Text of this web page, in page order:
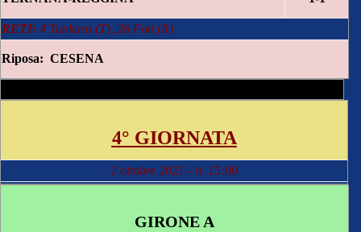
RETI: 4 Tunkara (T), 26 Foti (R)
Riposa: CESENA
4° GIORNATA
2 ottobre 2021 - h. 15:00
GIRONE A